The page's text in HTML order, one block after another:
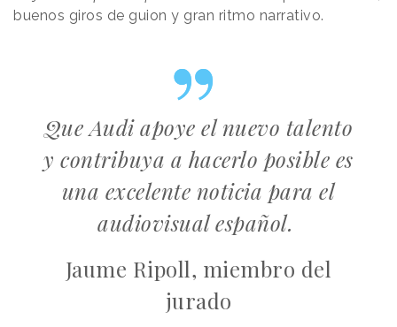
buenos giros de guion y gran ritmo narrativo.
Que Audi apoye el nuevo talento
y contribuya a hacerlo posible es
una excelente noticia para el
audiovisual español.
Jaume Ripoll, miembro del
jurado